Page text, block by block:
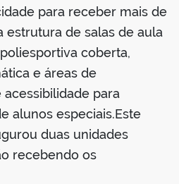
para receber mais de
estrutura de salas de aula
coberta,
e áreas de
para
alunos especiais.Este
duas unidades
recebendo os